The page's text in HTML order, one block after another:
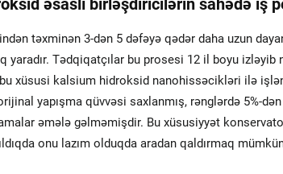
əsaslı birləşdiricilərin sahədə iş
təxminən 3-dən 5 dəfəyə qədər daha uzun
yaradır. Tədqiqatçılar bu prosesi 12 il boyu
xüsusi kalsium hidroksid nanohissəcikləri ilə
yapışma qüvvəsi saxlanmış, rənglərdə 5%-
əmələ gəlməmişdir. Bu xüsusiyyət
onu lazım olduqda aradan qaldırmaq